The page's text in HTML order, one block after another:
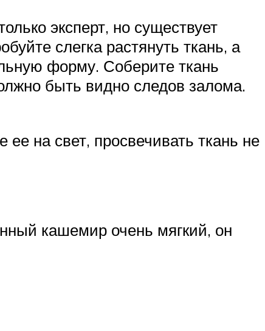
эксперт, но существует
слегка растянуть ткань, а
форму. Соберите ткань
быть видно следов залома.
на свет, просвечивать ткань не
кашемир очень мягкий, он